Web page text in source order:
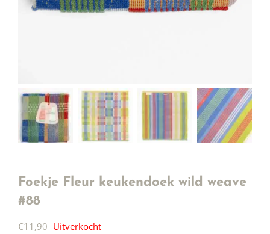
Foekje Fleur keukendoek wild weave
#88
€11,90 Uitverkocht